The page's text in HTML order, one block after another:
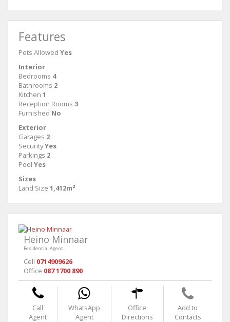
Features
Pets Allowed Yes
Interior
Bedrooms 4
Bathrooms 2
Kitchen 1
Reception Rooms 3
Furnished No
Exterior
Garages 2
SecurityYes
Parkings 2
Pool Yes
Sizes
Land Size 1,412m²
Heino Minnaar
Residential Agent
Cell 0714909626
Office 087 1700 890
Call
Agent
WhatsApp
Agent
Office
Directions
Add to
Contacts